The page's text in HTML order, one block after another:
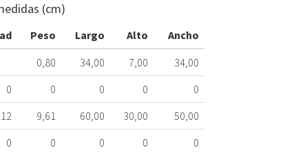
(cm)
Peso Largo Alto
Ancho
0,80 34,00 7,00
34,00
0 0 0 0
0
12 9,61 60,00 30,00
50,00
0 0 0 0 0